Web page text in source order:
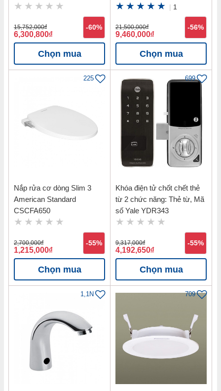
YDM7116 MB
15,752,000đ
6,300,800đ
-60%
Chọn mua
| 1
21,500,000đ
9,460,000đ
-56%
Chọn mua
225
Nắp rửa cơ dòng Slim 3
American Standard
CSCFA650
2,700,000đ
1,215,000đ
-55%
Chọn mua
699
Khóa điện tử chốt chết thẻ
từ 2 chức năng: Thẻ từ, Mã
số Yale YDR343
9,317,000đ
4,192,650đ
-55%
Chọn mua
1,1N 709